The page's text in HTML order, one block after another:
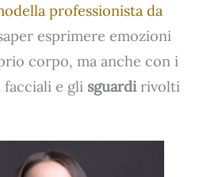
professionista da
esprimere emozioni
corpo, ma anche con i
facciali e gli sguardirivolti